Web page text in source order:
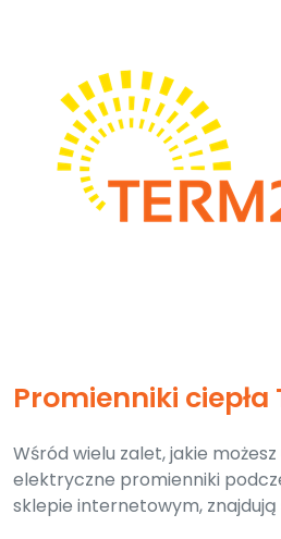
Promienniki ciepła
Wśród wielu zalet, jakie
elektryczne promienniki
sklepie internetowym, znajdują